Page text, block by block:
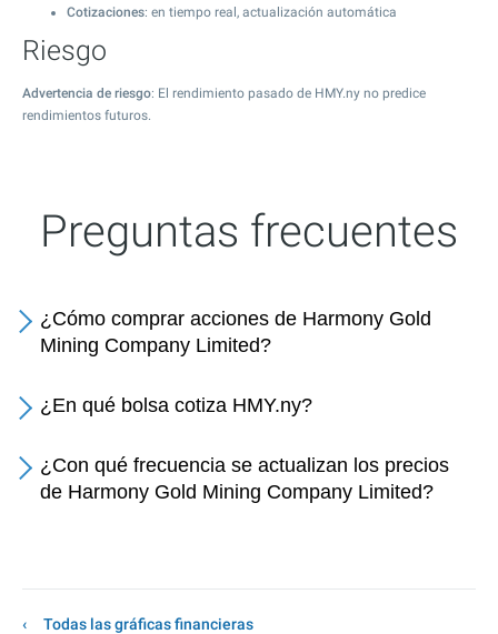
Cotizaciones: en tiempo real, actualización automática
Riesgo
Advertencia de riesgo: El rendimiento pasado de HMY.ny no predice
rendimientos futuros.
Preguntas frecuentes
¿Cómo comprar acciones de Harmony Gold
Mining Company Limited?
¿En qué bolsa cotiza HMY.ny?
¿Con qué frecuencia se actualizan los precios
de Harmony Gold Mining Company Limited?
Todas las gráficas financieras